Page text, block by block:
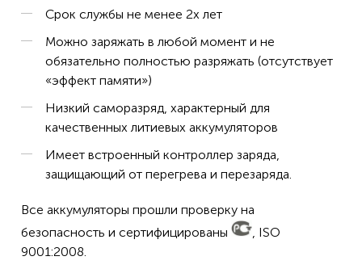
Срок службы не менее 2х лет
Можно заряжать в любой момент и не
обязательно полностью разряжать (отсутствует
«эффект памяти»)
Низкий саморазряд, характерный для
качественных литиевых аккумуляторов
Имеет встроенный контроллер заряда,
защищающий от перегрева и перезаряда.
Все аккумуляторы прошли проверку на
безопасность и сертифицированы
, ISO
9001:2008.